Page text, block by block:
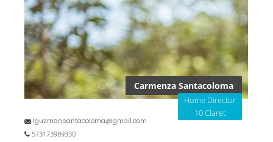
Carmenza Santacoloma
Home Director
10 Claret
lguzmansantacoloma@gmail.com
573173989330